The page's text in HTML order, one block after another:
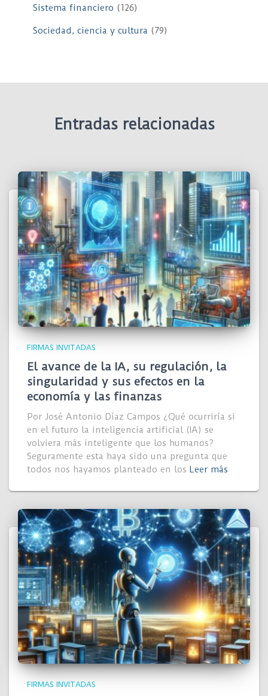
Sistema financiero (126)
Sociedad, ciencia y cultura (79)
Entradas relacionadas
FIRMAS INVITADAS
El avance de la IA, su regulación, la
singularidad y sus efectos en la
economía y las finanzas
Por José Antonio Díaz Campos ¿Qué ocurriría si
en el futuro la inteligencia artificial (IA) se
volviera más inteligente que los humanos?
Seguramente esta haya sido una pregunta que
todos nos hayamos planteado en los Leer más
FIRMAS INVITADAS